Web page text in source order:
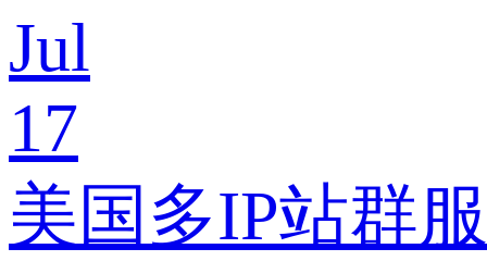
Jul
17
美国多IP站群